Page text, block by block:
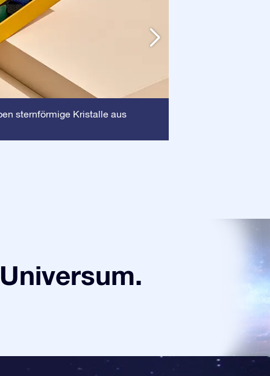
sternförmige Kristalle aus